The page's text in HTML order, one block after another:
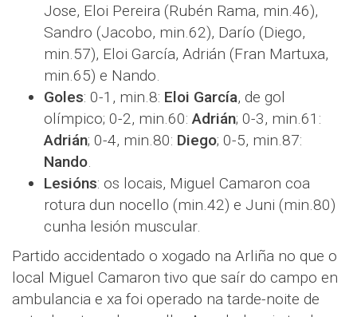
Jose, Eloi Pereira (Rubén Rama, min.46),
Sandro (Jacobo, min.62), Darío (Diego,
min.57), Eloi García, Adrián (Fran Martuxa,
min.65) e Nando.
Goles: 0-1, min.8: Eloi García, de gol
olímpico; 0-2, min.60:Adrián; 0-3, min.61:
Adrián; 0-4, min.80: Diego; 0-5, min.87:
Nando.
Lesións: os locais, Miguel Camaron coa
rotura dun nocello (min.42) e Juni (min.80)
cunha lesión muscular.
Partido accidentado o xogado na Arliña no que o
local Miguel Camaron tivo que saír do campo en
ambulancia e xa foi operado na tarde-noite de